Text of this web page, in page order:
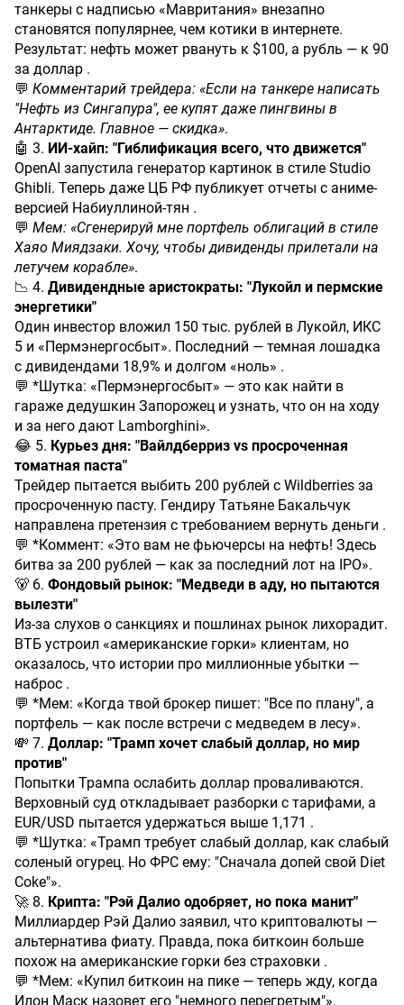
танкеры с надписью «Мавритания» внезапно
становятся популярнее, чем котики в интернете.
Результат: нефть может рвануть к $100, а рубль — к 90
за доллар .
💬 Комментарий трейдера: «Если на танкере написать
"Нефть из Сингапура", ее купят даже пингвины в
Антарктиде. Главное — скидка».
🤖 3. ИИ-хайп: "Гиблификация всего, что движется"
OpenAI запустила генератор картинок в стиле Studio
Ghibli. Теперь даже ЦБ РФ публикует отчеты с аниме-
версией Набиуллиной-тян .
💬 Мем: «Сгенерируй мне портфель облигаций в стиле
Хаяо Миядзаки. Хочу, чтобы дивиденды прилетали на
летучем корабле».
📉 4. Дивидендные аристократы: "Лукойл и пермские
энергетики"
Один инвестор вложил 150 тыс. рублей в Лукойл, ИКС
5 и «Пермэнергосбыт». Последний — темная лошадка
с дивидендами 18,9% и долгом «ноль» .
💬 *Шутка: «Пермэнергосбыт» — это как найти в
гараже дедушкин Запорожец и узнать, что он на ходу
и за него дают Lamborghini».
😂 5. Курьез дня: "Вайлдберриз vs просроченная
томатная паста"
Трейдер пытается выбить 200 рублей с Wildberries за
просроченную пасту. Гендиру Татьяне Бакальчук
направлена претензия с требованием вернуть деньги .
💬 *Коммент: «Это вам не фьючерсы на нефть! Здесь
битва за 200 рублей — как за последний лот на IPO».
🐻 6. Фондовый рынок: "Медведи в аду, но пытаются
вылезти"
Из-за слухов о санкциях и пошлинах рынок лихорадит.
ВТБ устроил «американские горки» клиентам, но
оказалось, что истории про миллионные убытки —
наброс .
💬 *Мем: «Когда твой брокер пишет: "Все по плану", а
портфель — как после встречи с медведем в лесу».
💸 7. Доллар: "Трамп хочет слабый доллар, но мир
против"
Попытки Трампа ослабить доллар проваливаются.
Верховный суд откладывает разборки с тарифами, а
EUR/USD пытается удержаться выше 1,171 .
💬 *Шутка: «Трамп требует слабый доллар, как слабый
соленый огурец. Но ФРС ему: "Сначала допей свой Diet
Coke"».
🚀 8. Крипта: "Рэй Далио одобряет, но пока манит"
Миллиардер Рэй Далио заявил, что криптовалюты —
альтернатива фиату. Правда, пока биткоин больше
похож на американские горки без страховки .
💬 *Мем: «Купил биткоин на пике — теперь жду, когда
Илон Маск назовет его "немного перегретым"».